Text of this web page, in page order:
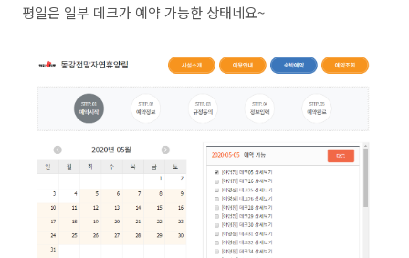
평일은 일부 데크가 예약 가능한 상태네요~